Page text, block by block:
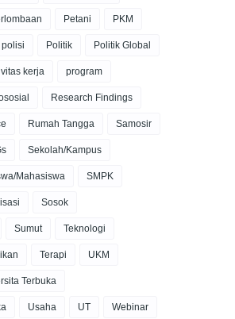
Petani PKM
polisi Politik Politik Global
kerja program
Research Findings
Rumah Tangga Samosir
Sekolah/Kampus
Mahasiswa SMPK
Sosok
Sumut Teknologi
Terapi UKM
Terbuka
Usaha UT Webinar